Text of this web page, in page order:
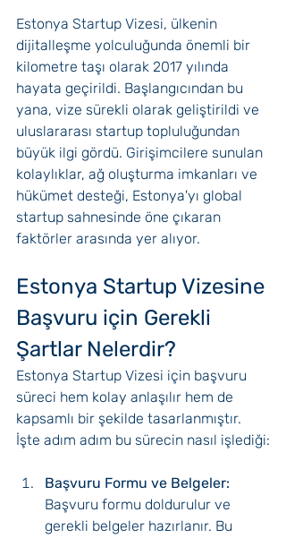
Estonya Startup Vizesi, ülkenin
dijitalleşme yolculuğunda önemli bir
kilometre taşı olarak 2017 yılında
hayata geçirildi. Başlangıcından bu
yana, vize sürekli olarak geliştirildi ve
uluslararası startup topluluğundan
büyük ilgi gördü. Girişimcilere sunulan
kolaylıklar, ağ oluşturma imkanları ve
hükümet desteği, Estonya'yı global
startup sahnesinde öne çıkaran
faktörler arasında yer alıyor.
Estonya Startup Vizesine
Başvuru için Gerekli
Şartlar Nelerdir?
Estonya Startup Vizesi için başvuru
süreci hem kolay anlaşılır hem de
kapsamlı bir şekilde tasarlanmıştır.
İşte adım adım bu sürecin nasıl işlediği:
Başvuru Formu ve Belgeler:
Başvuru formu doldurulur ve
gerekli belgeler hazırlanır. Bu